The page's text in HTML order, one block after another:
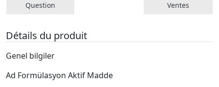
Question
Ventes
Détails du produit
Genel bilgiler
Ad Formülasyon Aktif Madde